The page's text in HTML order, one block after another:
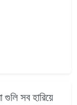
সব হারিয়ে